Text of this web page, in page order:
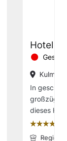
Hotel
In
dieses
țțțț